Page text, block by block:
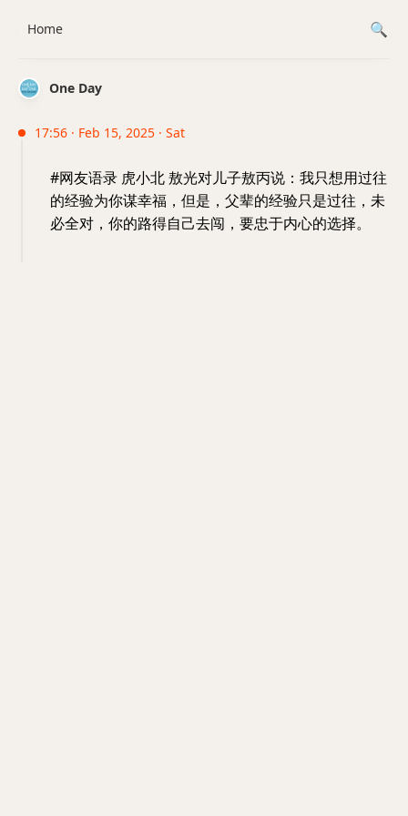
One Day
17:56 · Feb 15, 2025 · Sat
#网友语录 虎小北 敖光对儿子敖丙说：我只想用过往
的经验为你谋幸福，但是，父辈的经验只是过往，未
必全对，你的路得自己去闯，要忠于内心的选择。
Home